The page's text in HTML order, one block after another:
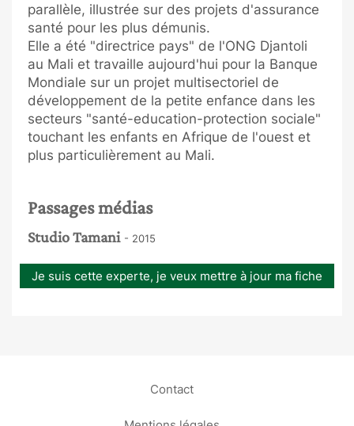
parallèle, illustrée sur des projets d'assurance
santé pour les plus démunis.
Elle a été "directrice pays" de l'ONG Djantoli
au Mali et travaille aujourd'hui pour la Banque
Mondiale sur un projet multisectoriel de
développement de la petite enfance dans les
secteurs "santé-education-protection sociale"
touchant les enfants en Afrique de l'ouest et
plus particulièrement au Mali.
Passages médias
Studio Tamani - 2015
Je suis cette experte, je veux mettre à jour ma fiche
Contact